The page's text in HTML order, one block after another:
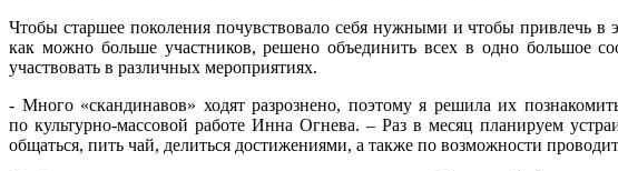
Чтобы старшее поколения почувствовало себя нужными и чтобы привлечь в
как можно больше участников, решено объединить всех в одно большое
участвовать в различных мероприятиях.
- Много «скандинавов» ходят разрознено, поэтому я решила их
по культурно-массовой работе Инна Огнева. – Раз в месяц планируем
общаться, пить чай, делиться достижениями, а также по возможности